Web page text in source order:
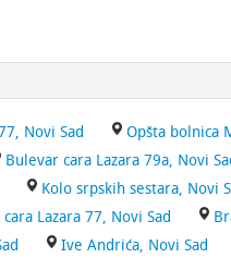
Novi Sad
Opšta bolnica
Bulevar cara Lazara 79a, Novi
Kolo srpskih sestara, Novi
Lazara 77, Novi Sad
Ive Andrića, Novi Sad